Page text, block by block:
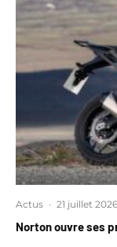
Actus · 21 juillet 2026
Norton ouvre ses